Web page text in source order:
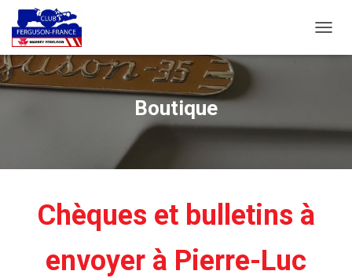
É
R
Boutique
Chèques et bulletins à
envoyer à Pierre-Luc